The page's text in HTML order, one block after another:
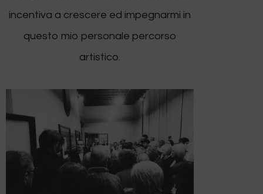
incentiva a crescere ed impegnarmi in
questo mio personale percorso
artistico.